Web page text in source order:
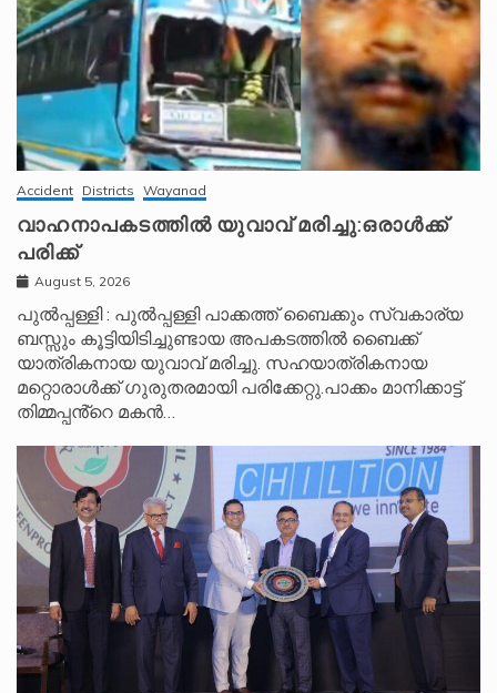
Accident Districts Wayanad
വാഹനാപകടത്തിൽ യുവാവ് മരിച്ചു:ഒരാൾക്ക്
പരിക്ക്
August 5, 2026
പുൽപ്പള്ളി : പുൽപ്പള്ളി പാക്കത്ത് ബൈക്കും സ്വകാര്യ
ബസ്സും കൂട്ടിയിടിച്ചുണ്ടായ അപകടത്തിൽ ബൈക്ക്
യാത്രികനായ യുവാവ് മരിച്ചു. സഹയാത്രികനായ
മറ്റൊരാൾക്ക് ഗുരുതരമായി പരിക്കേറ്റു.പാക്കം മാനിക്കാട്ട്
തിമ്മപ്പൻ്റെ മകൻ…